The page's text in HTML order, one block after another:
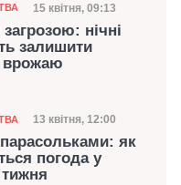
Дата публікації
15 квітня, 09:13
нічні
залишити
врожаю
Дата публікації
13 квітня, 12:00
як
погода у